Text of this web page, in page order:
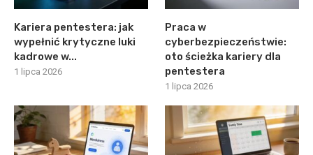
Kariera pentestera: jak
wypełnić krytyczne luki
kadrowe w...
1 lipca 2026
Praca w
cyberbezpieczeństwie:
oto ścieżka kariery dla
pentestera
1 lipca 2026